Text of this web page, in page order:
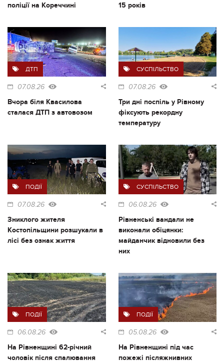
поліції на Кореччині
15 років
ДТП
07.08.26
Вчора біля Квасилова
сталася ДТП з автовозом
СУСПІЛЬСТВО
07.08.26
Три дні поспіль у Рівному
фіксують рекордну
температуру
ПОДІЇ
07.08.26
Зниклого жителя
Костопільщини розшукали в
лісі без ознак життя
СУСПІЛЬСТВО
06.08.26
Рівненські вандали не
виконали обіцянки:
майданчик відновили без
них
ПОДІЇ
06.08.26
На Рівненщині 62-річний
чоловік після спалювання
ПОДІЇ
05.08.26
На Рівненщині під час
пожежі післяжнивних